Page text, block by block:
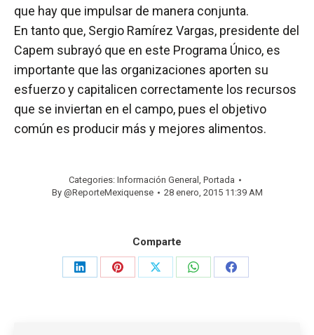
que hay que impulsar de manera conjunta.
En tanto que, Sergio Ramírez Vargas, presidente del
Capem subrayó que en este Programa Único, es
importante que las organizaciones aporten su
esfuerzo y capitalicen correctamente los recursos
que se inviertan en el campo, pues el objetivo
común es producir más y mejores alimentos.
Categories: Información General , Portada
By @ReporteMexiquense 28 enero, 2015 11:39 AM
Comparte
Share
Share
Share
Share
Share